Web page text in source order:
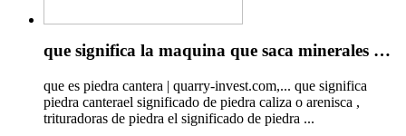
que significa la maquina que saca minerales …
que es piedra cantera | quarry-invest.com,... que significa
piedra canterael significado de piedra caliza o arenisca ,
trituradoras de piedra el significado de piedra ...